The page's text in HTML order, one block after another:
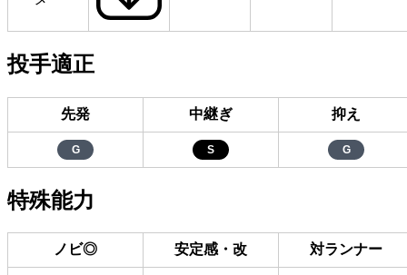
投手適正
先発 中継ぎ 抑え
G S G
特殊能力
ノビ◎ 安定感・改 対ランナー